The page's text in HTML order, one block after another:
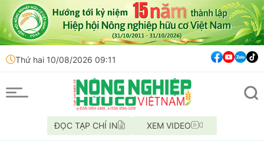
Thứ hai 10/08/2026 09:11
ĐỌC TẠP CHÍ IN XEM VIDEO